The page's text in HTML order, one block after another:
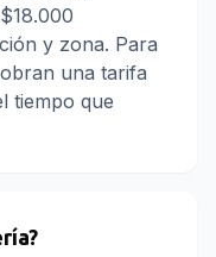
y zona. Para
una tarifa
tiempo que